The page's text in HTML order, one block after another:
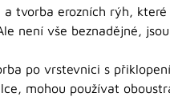
tvorba erozních rýh,
není vše beznadějné,
po vrstevnici s
mohou používat